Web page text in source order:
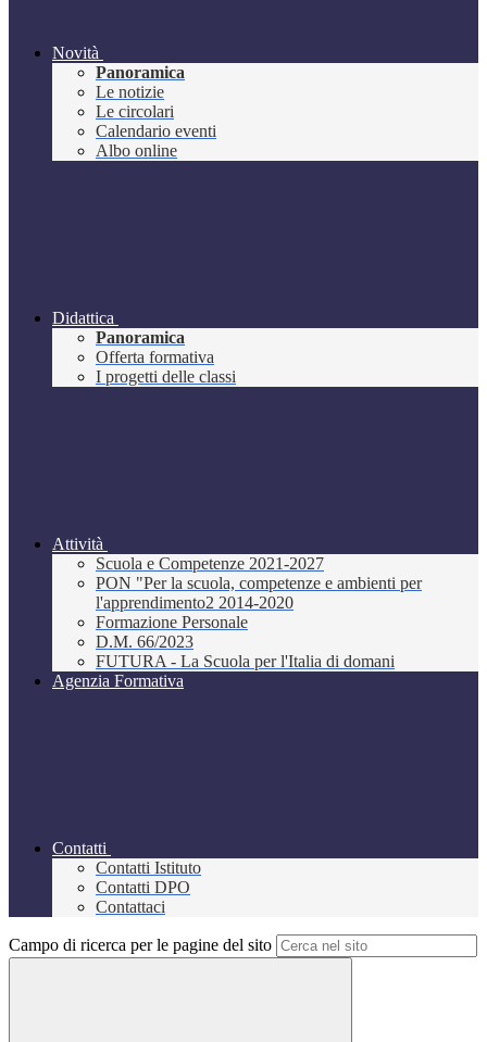
Novità
Panoramica
Le notizie
Le circolari
Calendario eventi
Albo online
Didattica
Panoramica
Offerta formativa
I progetti delle classi
Attività
Scuola e Competenze 2021-2027
PON "Per la scuola, competenze e ambienti per
l'apprendimento2 2014-2020
Formazione Personale
D.M. 66/2023
FUTURA - La Scuola per l'Italia di domani
Agenzia Formativa
Contatti
Contatti Istituto
Contatti DPO
Contattaci
Campo di ricerca per le pagine del sito